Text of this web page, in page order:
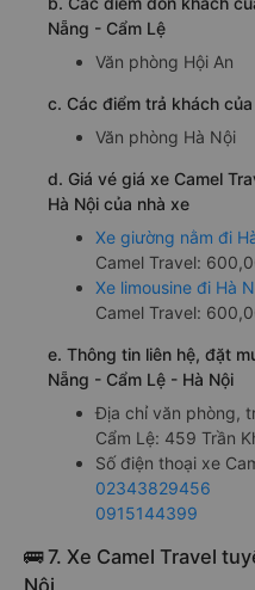
Nẵng - Cẩm Lệ
Văn phòng Hội An
c. Các điểm trả khách
Văn phòng Hà Nội
d. Giá vé giá xe Camel
Hà Nội của nhà xe
Xe giường nằm đi
Camel Travel:
Xe limousine đi Hà
Camel Travel:
e. Thông tin liên hệ, đặt
Nẵng - Cẩm Lệ - Hà Nội
Địa chỉ văn phòng,
Cẩm Lệ: 459 Trần
Số điện thoại xe
02343829456
0915144399
🚌 7. Xe Camel Travel